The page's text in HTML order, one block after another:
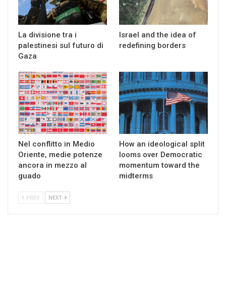
La divisione tra i
palestinesi sul futuro di
Gaza
Israel and the idea of
redefining borders
Nel conflitto in Medio
Oriente, medie potenze
ancora in mezzo al
guado
How an ideological split
looms over Democratic
momentum toward the
midterms
PREV NEXT